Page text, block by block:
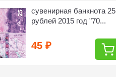
сувенирная банкнота 25
рублей 2015 год "70...
45₽